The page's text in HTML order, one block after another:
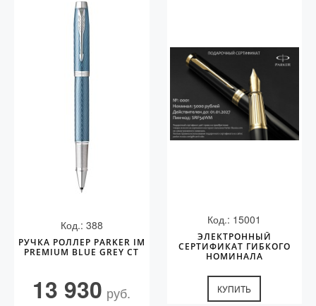
Код.: 388
РУЧКА РОЛЛЕР PARKER IM
PREMIUM BLUE GREY CT
13 930 руб.
Код.: 15001
ЭЛЕКТРОННЫЙ
СЕРТИФИКАТ ГИБКОГО
НОМИНАЛА
КУПИТЬ